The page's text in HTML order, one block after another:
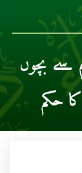
سے بچوں
حکم